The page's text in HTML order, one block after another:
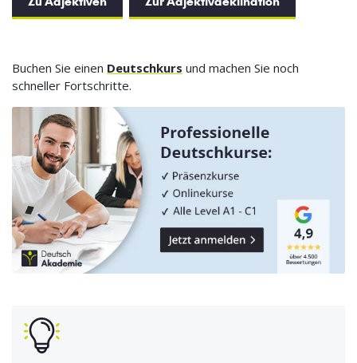
Buchen Sie einen Deutschkurs und machen Sie noch
schneller Fortschritte.